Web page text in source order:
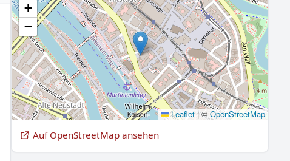
+
−
Leaflet |©OpenStreetMap
Auf OpenStreetMap ansehen